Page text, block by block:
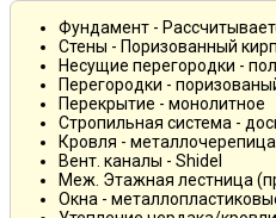
Фундамент -
Стены - Поризованный
Несущие перегородки -
Перегородки -
Перекрытие - монолитное
Стропильная система -
Кровля - металлочерепица
Вент. каналы - Shidel
Меж. Этажная лестница
Окна -